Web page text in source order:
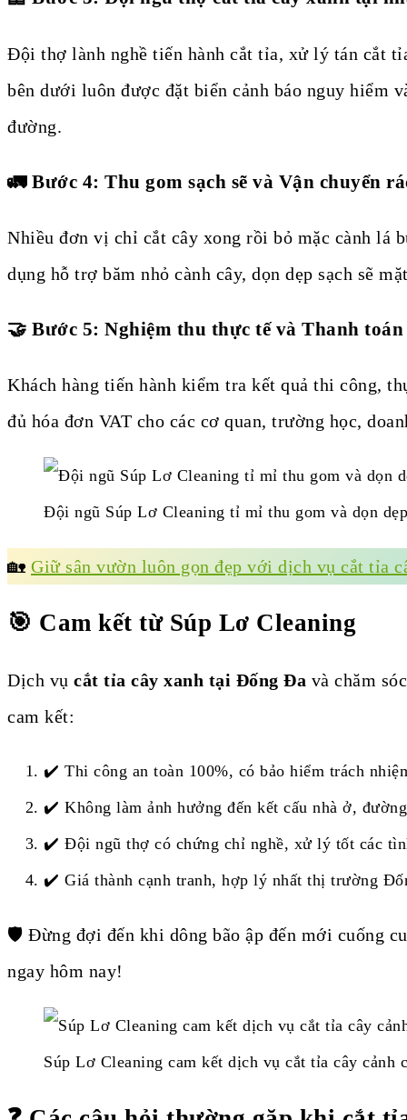
Đội thợ lành nghề tiến hành cắt tỉa, xử lý tán cắt
bên dưới luôn được đặt biển cảnh báo nguy hiểm
đường.
🚛 Bước 4: Thu gom sạch sẽ và Vận chuyển
Nhiều đơn vị chỉ cắt cây xong rồi bỏ mặc cành lá
dụng hỗ trợ băm nhỏ cành cây, dọn dẹp sạch sẽ
🤝 Bước 5: Nghiệm thu thực tế và Thanh
Khách hàng tiến hành kiểm tra kết quả thi công,
đủ hóa đơn VAT cho các cơ quan, trường học,
Đội ngũ Súp Lơ Cleaning tỉ mỉ thu gom và dọn
🏡 Giữ sân vườn luôn gọn đẹp với dịch vụ cắt tỉa
🎯 Cam kết từ Súp Lơ Cleaning
Dịch vụ cắt tỉa cây xanh tại Đống Đa và chăm
cam kết:
✔️ Thi công an toàn 100%, có bảo hiểm trách
✔️ Không làm ảnh hưởng đến kết cấu nhà ở,
✔️ Đội ngũ thợ có chứng chỉ nghề, xử lý tốt các
✔️ Giá thành cạnh tranh, hợp lý nhất thị trường
🛡️ Đừng đợi đến khi dông bão ập đến mới cuống
ngay hôm nay!
Súp Lơ Cleaning cam kết dịch vụ cắt tỉa cây cảnh